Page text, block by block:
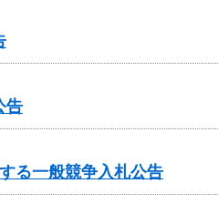
告
る一般競争入札公告